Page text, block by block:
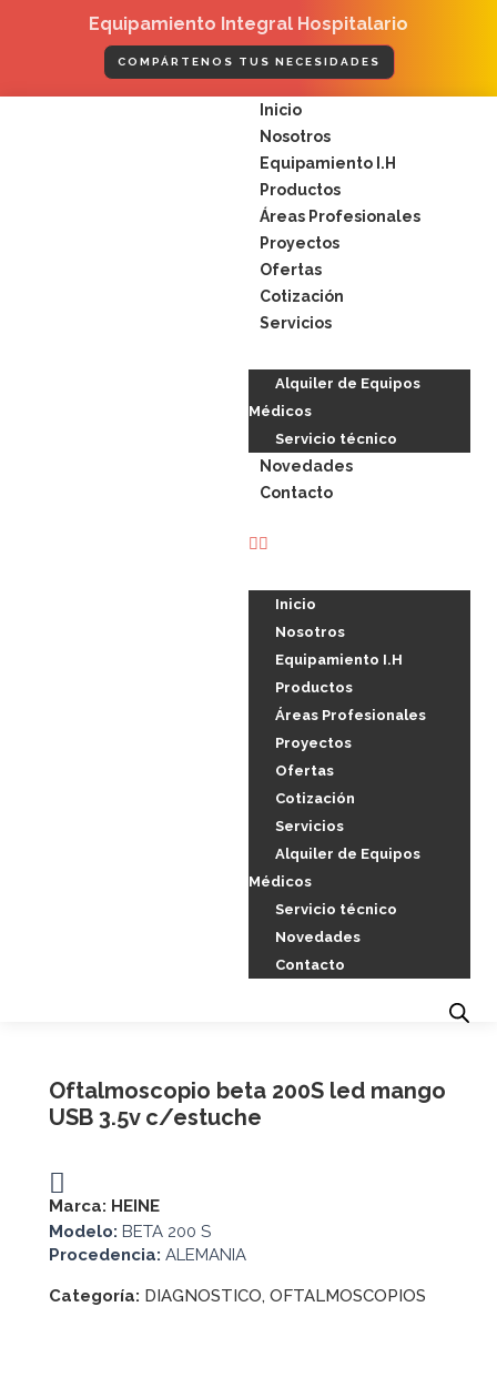
Equipamiento Integral Hospitalario
COMPÁRTENOS TUS NECESIDADES
Inicio
Nosotros
Equipamiento I.H
Productos
Áreas Profesionales
Proyectos
Ofertas
Cotización
Servicios
Alquiler de Equipos
Médicos
Servicio técnico
Novedades
Contacto
Menú
Inicio
Nosotros
Equipamiento I.H
Productos
Áreas Profesionales
Proyectos
Ofertas
Cotización
Servicios
Alquiler de Equipos
Médicos
Servicio técnico
Novedades
Contacto
Oftalmoscopio beta 200S led mango
USB 3.5v c/estuche
Marca: HEINE
Modelo: BETA 200 S
Procedencia: ALEMANIA
Categoría: DIAGNOSTICO, OFTALMOSCOPIOS